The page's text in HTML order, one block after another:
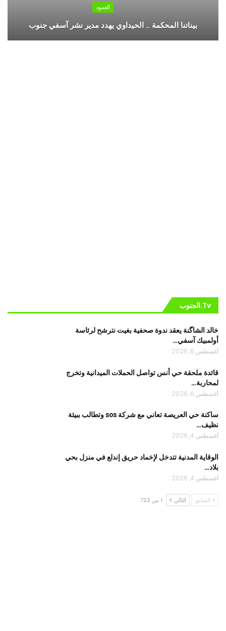
العمود
بيناتنا المحكمة .. الحيداوي يهدد مدير نشر آسفي جنوب
Tv.الجنوب
خالد الشاگنة يعقد ندوة صحفية بغيت نترشح لرئاسة
أولمبيك آسفي…
أغسطس 6, 2026
قائدة ملحقة حي أنس تواصل الحملات الميدانية وتخرج
لمحاربة…
أغسطس 6, 2026
ساكنة حي العريصة تعاني مع شركة sos وتطالب ببيئة
نظيف…
أغسطس 4, 2026
الوقاية المدنية تتدخل لإخماد حريق إندلع في منزل بحي
بلاد…
أغسطس 4, 2026
السابق التالي 1 من 722